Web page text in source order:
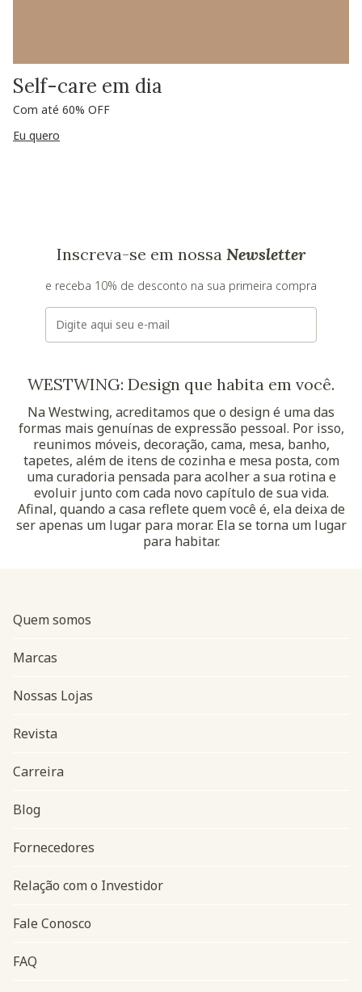
Self-care em dia
Com até 60% OFF
Eu quero
Inscreva-se em nossa Newsletter
e receba 10% de desconto na sua primeira compra
E-mail
WESTWING: Design que habita em você.
Na Westwing, acreditamos que o design é uma das
formas mais genuínas de expressão pessoal. Por isso,
reunimos móveis, decoração, cama, mesa, banho,
tapetes, além de itens de cozinha e mesa posta, com
uma curadoria pensada para acolher a sua rotina e
evoluir junto com cada novo capítulo de sua vida.
Afinal, quando a casa reflete quem você é, ela deixa de
ser apenas um lugar para morar. Ela se torna um lugar
para habitar.
Navegação do rodapé
Quem somos
Marcas
Nossas Lojas
Revista
Carreira
Blog
Fornecedores
Relação com o Investidor
Fale Conosco
FAQ